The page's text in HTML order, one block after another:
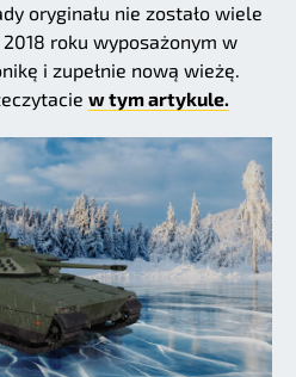
oryginału nie zostało wiele
roku wyposażonym w
i zupełnie nową wieżę.
w tym artykule.